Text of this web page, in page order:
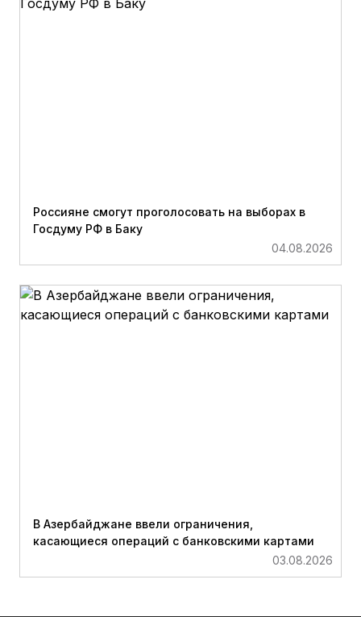
Россияне смогут проголосовать на выборах в
Госдуму РФ в Баку
04.08.2026
В Азербайджане ввели ограничения,
касающиеся операций с банковскими картами
03.08.2026